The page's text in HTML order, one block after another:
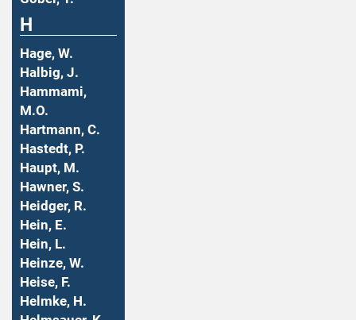
H
Hage, W.
Halbig, J.
Hammami,
M.O.
Hartmann, C.
Hastedt, P.
Haupt, M.
Hawner, S.
Heidger, R.
Hein, E.
Hein, L.
Heinze, W.
Heise, F.
Helmke, H.